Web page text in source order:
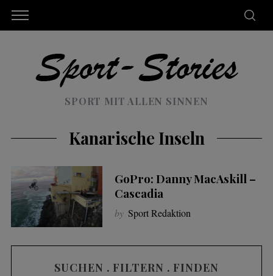
SPORT MIT ALLEN SINNEN
Kanarische Inseln
GoPro: Danny MacAskill –
Cascadia
by Sport Redaktion
SUCHEN . FILTERN . FINDEN